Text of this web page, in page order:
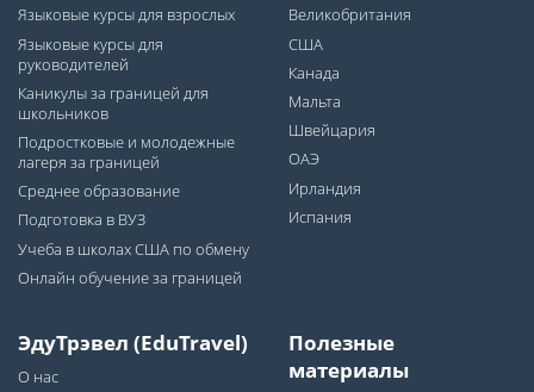
Языковые курсы для взрослых
Языковые курсы для
руководителей
Каникулы за границей для
школьников
Подростковые и молодежные
лагеря за границей
Среднее образование
Подготовка в ВУЗ
Учеба в школах США по обмену
Онлайн обучение за границей
Великобритания
США
Канада
Мальта
Швейцария
ОАЭ
Ирландия
Испания
ЭдуТрэвел (EduTravel)
О нас
Полезные
материалы